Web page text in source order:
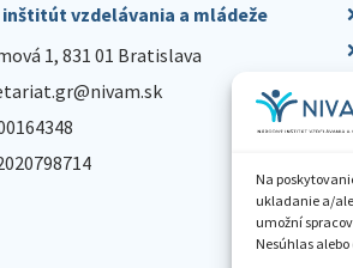
Na
ukladanie a/
umožní
Nesúhlas
vzdelávania a mládeže
1, 831 01 Bratislava